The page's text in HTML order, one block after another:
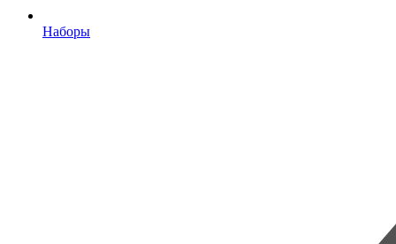
Наборы